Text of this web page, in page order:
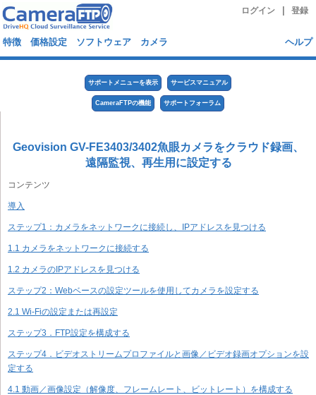
ログイン 登録
特徴 価格設定 ソフトウェア カメラ ヘルプ
サポートメニューを表示 サービスマニュアル
CameraFTPの機能 サポートフォーラム
Geovision GV-FE3403/3402魚眼カメラをクラウド録画、
遠隔監視、再生用に設定する
コンテンツ
導入
ステップ1：カメラをネットワークに接続し、IPアドレスを見つける
1.1 カメラをネットワークに接続する
1.2 カメラのIPアドレスを見つける
ステップ2：Webベースの設定ツールを使用してカメラを設定する
2.1 Wi-Fiの設定または再設定
ステップ3．FTP設定を構成する
ステップ4．ビデオストリームプロファイルと画像／ビデオ録画オプションを設
定する
4.1 動画／画像設定（解像度、フレームレート、ビットレート）を構成する